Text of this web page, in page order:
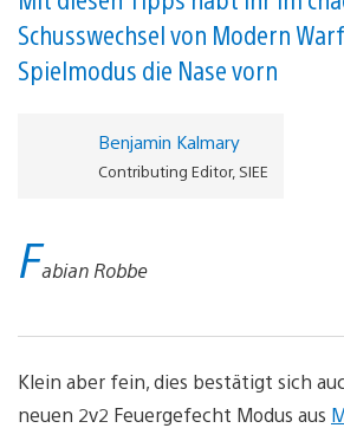
Schusswechsel von Modern
Spielmodus die Nase vorn
Benjamin Kalmary
Contributing Editor, SIEE
Fabian Robbe
Klein aber fein, dies bestätigt sich
neuen 2v2 Feuergefecht Modus aus